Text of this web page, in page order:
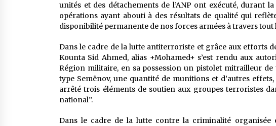
unités et des détachements de l’ANP ont exécuté, durant
opérations ayant abouti à des résultats de qualité qui
disponibilité permanente de nos forces armées à travers
Dans le cadre de la lutte antiterroriste et grâce aux efforts
Kounta Sid Ahmed, alias +Mohamed+ s’est rendu aux
Région militaire, en sa possession un pistolet mitrailleur
type Semënov, une quantité de munitions et d’autres
arrêté trois éléments de soutien aux groupes terroristes
national”.
Dans le cadre de la lutte contre la criminalité